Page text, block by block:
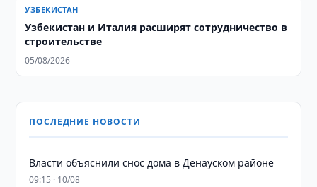
УЗБЕКИСТАН
Узбекистан и Италия расширят сотрудничество в
строительстве
05/08/2026
ПОСЛЕДНИЕ НОВОСТИ
Власти объяснили снос дома в Денауском районе
09:15 · 10/08